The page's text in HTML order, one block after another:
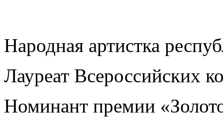
Народная артистка
Лауреат Всероссийских
Номинант премии